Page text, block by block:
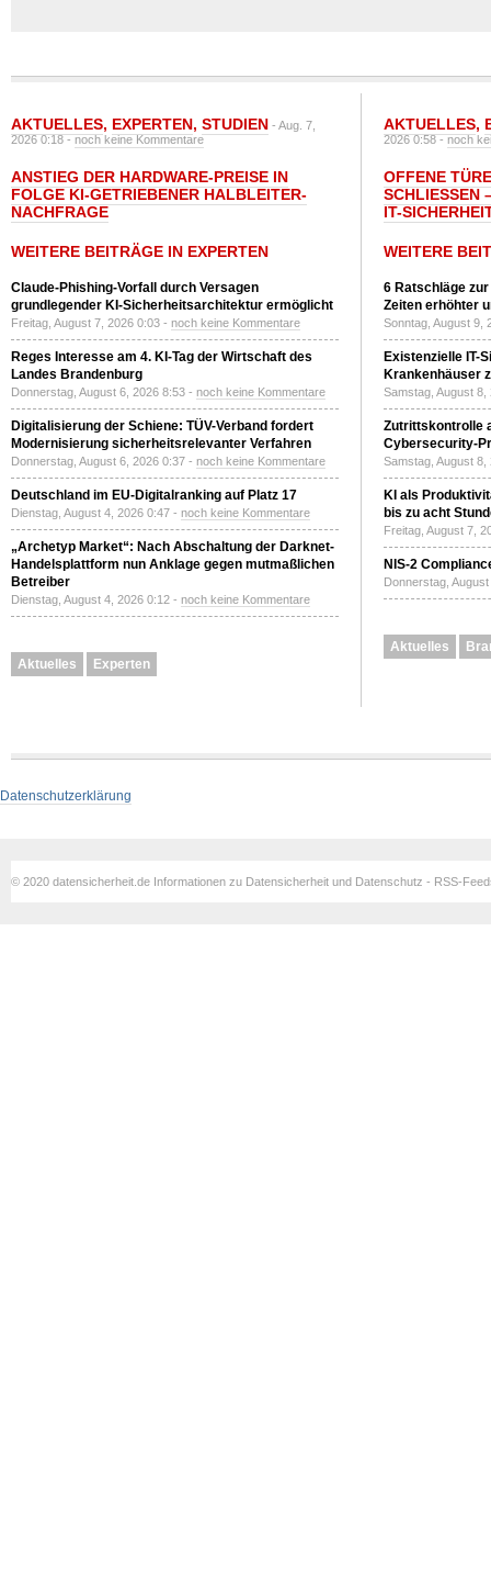
AKTUELLES, EXPERTEN, STUDIEN - Aug. 7,
2026 0:18 -noch keine Kommentare
ANSTIEG DER HARDWARE-PREISE IN
FOLGE KI-GETRIEBENER HALBLEITER-
NACHFRAGE
WEITERE BEITRÄGE IN EXPERTEN
Claude-Phishing-Vorfall durch Versagen
grundlegender KI-Sicherheitsarchitektur ermöglicht
Freitag, August 7, 2026 0:03 - noch keine Kommentare
Reges Interesse am 4. KI-Tag der Wirtschaft des
Landes Brandenburg
Donnerstag, August 6, 2026 8:53 - noch keine Kommentare
Digitalisierung der Schiene: TÜV-Verband fordert
Modernisierung sicherheitsrelevanter Verfahren
Donnerstag, August 6, 2026 0:37 - noch keine Kommentare
Deutschland im EU-Digitalranking auf Platz 17
Dienstag, August 4, 2026 0:47 - noch keine Kommentare
„Archetyp Market“: Nach Abschaltung der Darknet-
Handelsplattform nun Anklage gegen mutmaßlichen
Betreiber
Dienstag, August 4, 2026 0:12 - noch keine Kommentare
Aktuelles Experten
AKTUELLES,
2026 0:58 -noch
OFFENE
SCHLIESSEN
T-
WEITERE
6 Ratschläge
Zeiten erhöhter
Sonntag, August 9,
Existenzielle IT-
Krankenhäuser
Samstag, August
Zutrittskontrolle
Cybersecurity-
Samstag, August
KI als
bis zu acht
Freitag, August 7,
NIS-2
Donnerstag,
Aktuelles
Datenschutzerklärung
© 2020 datensicherheit.de Informationen zu Datensicherheit und Datenschutz - RSS-